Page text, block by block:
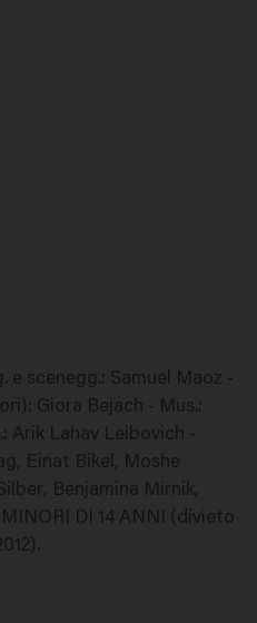
e scenegg.: Samuel Maoz -
Giora Bejach - Mus.:
Arik Lahav Leibovich -
Einat Bikel, Moshe
Benjamina Mirnik,
DI 14 ANNI (divieto